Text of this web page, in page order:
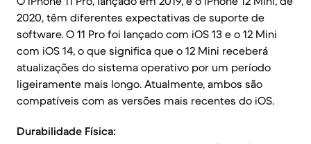
2020, têm diferentes expectativas de suporte de
software. O 11 Pro foi lançado com iOS 13 e o 12 Mini
com iOS 14, o que significa que o 12 Mini receberá
atualizações do sistema operativo por um período
ligeiramente mais longo. Atualmente, ambos são
compatíveis com as versões mais recentes do iOS.
Durabilidade Física: